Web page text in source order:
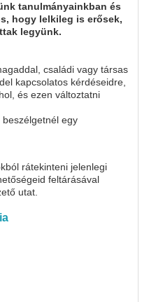
tanulmányainkban és
hogy lelkileg is erősek,
legyünk.
családi vagy társas
kapcsolatos kérdéseidre,
és ezen változtatni
egy
rátekinteni jelenlegi
feltárásával
utat.